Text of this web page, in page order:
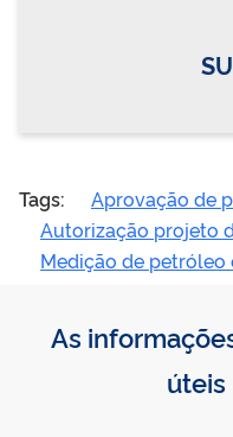
Tags:
Aprovação de
Autorização projeto
Medição de petróleo
As
úteis